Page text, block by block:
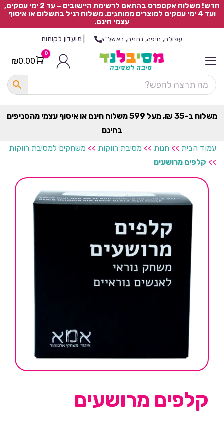
חדש! משלוח אקספרס בהתאם לרשימת היישובים – עד 2 ימי עסקים,
ועד 4 ימי עסקים למוצרים ממותגים. משלוח רגיל בתשלום או איסוף
עצמי חינם.
עפולה, חיפה, נתניה, ראשל"צ מועדון לקוחות
Cart
0
₪0.00
משלוח ב-35 ₪, מעל 599 משלוח חינם או איסוף עצמי מהסניפים
בחינם
עמוד הבית >> חנות >> מסיבת רווקות >> משחקים למסיבת רווקות
>> קלפים מרושעים
קלפים מרושעים